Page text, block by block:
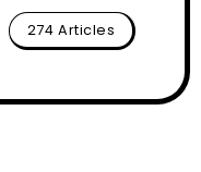
274 Articles